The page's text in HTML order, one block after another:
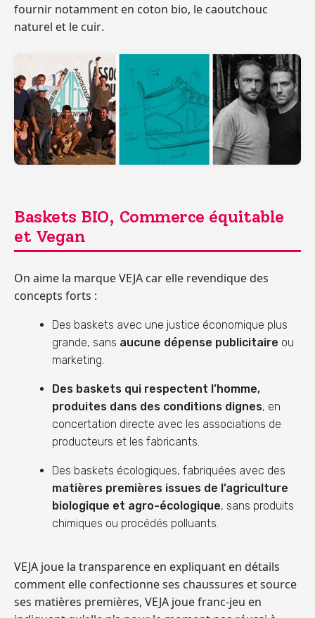
fournir notamment en coton bio, le caoutchouc
naturel et le cuir.
Baskets BIO, Commerce équitable
et Vegan
On aime la marque VEJA car elle revendique des
concepts forts :
Des baskets avec une justice économique plus
grande, sans aucune dépense publicitaire ou
marketing.
Des baskets qui respectent l’homme,
produites dans des conditions dignes, en
concertation directe avec les associations de
producteurs et les fabricants.
Des baskets écologiques, fabriquées avec des
matières premières issues de l’agriculture
biologique et agro-écologique, sans produits
chimiques ou procédés polluants.
VEJA joue la transparence en expliquant en détails
comment elle confectionne ses chaussures et source
ses matières premières, VEJA joue franc-jeu en